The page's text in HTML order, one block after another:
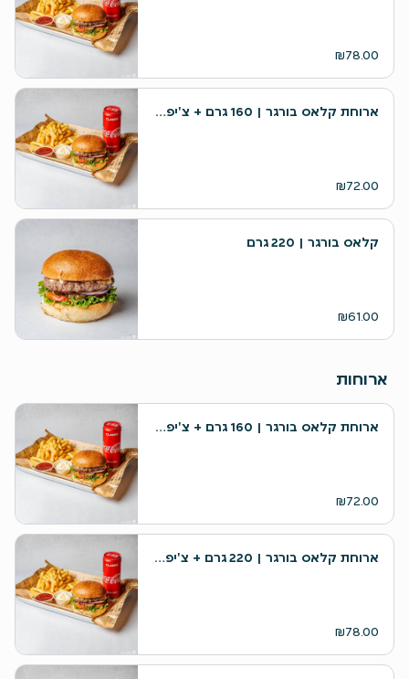
₪78.00
ארוחת קלאס בורגר | 160 גרם + צ'יפס + שתייה
₪72.00
קלאס בורגר | 220 גרם
₪61.00
ארוחות
ארוחת קלאס בורגר | 160 גרם + צ'יפס + שתייה
₪72.00
ארוחת קלאס בורגר | 220 גרם + צ'יפס + שתייה
₪78.00